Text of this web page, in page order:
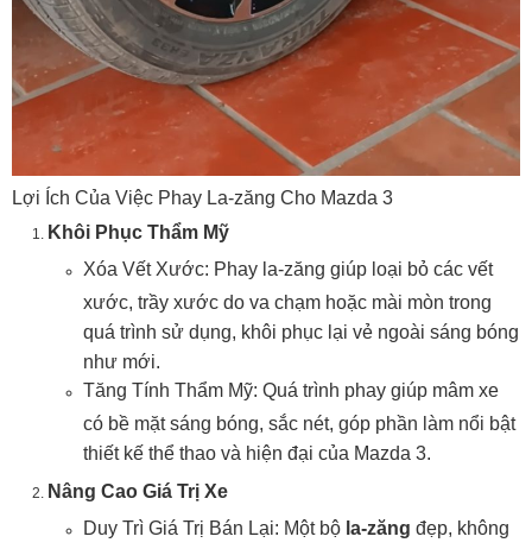
Lợi Ích Của Việc Phay La-zăng Cho Mazda 3
Khôi Phục Thẩm Mỹ
Xóa Vết Xước: Phay la-zăng giúp loại bỏ các vết
xước, trầy xước do va chạm hoặc mài mòn trong
quá trình sử dụng, khôi phục lại vẻ ngoài sáng bóng
như mới.
Tăng Tính Thẩm Mỹ: Quá trình phay giúp mâm xe
có bề mặt sáng bóng, sắc nét, góp phần làm nổi bật
thiết kế thể thao và hiện đại của Mazda 3.
Nâng Cao Giá Trị Xe
Duy Trì Giá Trị Bán Lại: Một bộ la-zăng đẹp, không